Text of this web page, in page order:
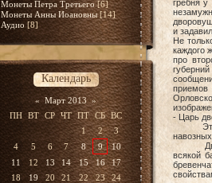
Монеты Петра Третьего [6]
Монеты Анны Иоановны [14]
Аудио [8]
Календарь
« Март 2013 »
ПН ВТ СР ЧТ ПТ СБ ВС
1
2
3
4
5 6 7 8 9
10
11
12 13 14 15 16
17
18
19 20 21 22 23
24
гребня
и
Не
каждого
про
приемов
- Царь
Этот
всякой